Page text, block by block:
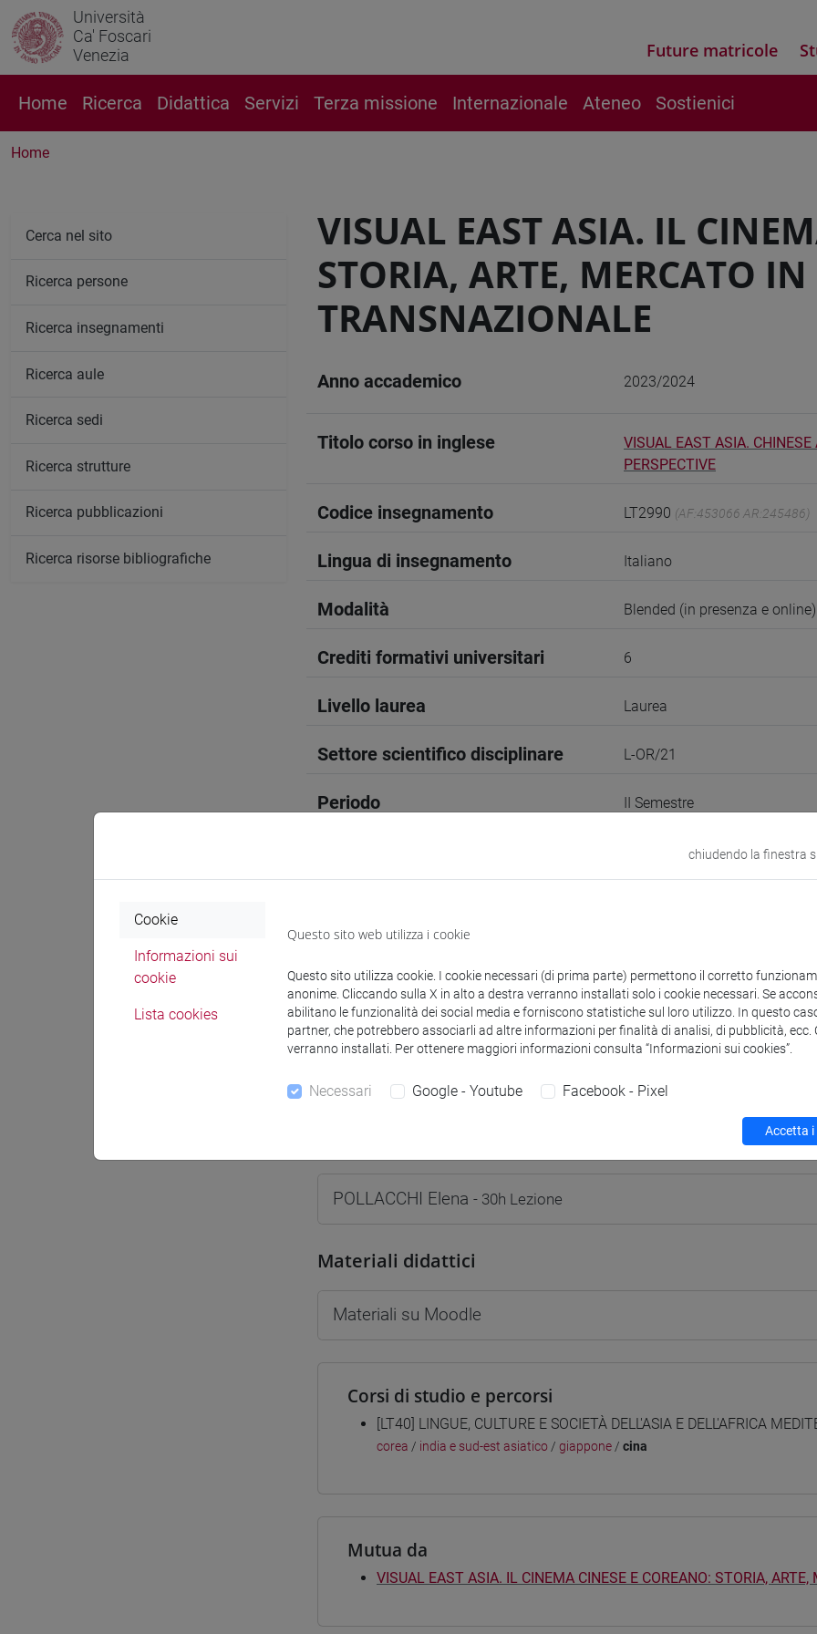
Università
Ca' Foscari
Venezia
Future matricole
Home Ricerca Didattica Servizi Terza missione Internazionale Ateneo Sostienici
Home
VISUAL EAST ASIA. IL
STORIA, ARTE, MERCATO
TRANSNAZIONALE
Anno accademico 2023/2024
Titolo corso in inglese
VISUAL EAST ASIA.
PERSPECTIVE
Codice insegnamento LT2990 (AF:453066 AR:245486)
Lingua di insegnamento Italiano
Modalità Blended (in presenza e online)
Crediti formativi universitari 6
Livello laurea Laurea
Settore scientifico disciplinare L-OR/21
Periodo II Semestre
POLLACCHI Elena - 30h Lezione
Materiali didattici
Materiali su Moodle
Corsi di studio e percorsi
[LT40] LINGUE, CULTURE E SOCIETÀ DELL'ASIA E DELL'AFRICA
corea / india e sud-est asiatico / giappone / cina
Mutua da
VISUAL EAST ASIA. IL CINEMA CINESE E COREANO: STORIA,
Cerca nel sito
Ricerca persone
Ricerca insegnamenti
Ricerca aule
Ricerca sedi
Ricerca strutture
Ricerca pubblicazioni
Ricerca risorse bibliografiche
chiudendo la finestra
Cookie
Informazioni sui
cookie
Lista cookies
Questo sito web utilizza i cookie
Questo sito utilizza cookie. I cookie necessari (di prima parte) permettono il corretto
anonime. Cliccando sulla X in alto a destra verranno installati solo i cookie necessari. Se
abilitano le funzionalità dei social media e forniscono statistiche sul loro utilizzo. In questo
partner, che potrebbero associarli ad altre informazioni per finalità di analisi, di pubblicità, ecc.
verranno installati. Per ottenere maggiori informazioni consulta “Informazioni sui cookies”.
Necessari Google - Youtube Facebook - Pixel
Accetta i